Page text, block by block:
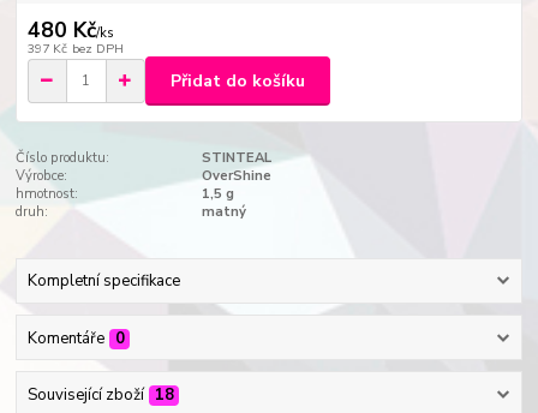
480 Kč/ks
397 Kč bez DPH
Přidat do košíku
Číslo produktu:
STINTEAL
Výrobce:
OverShine
hmotnost:
1,5 g
druh:
matný
Kompletní specifikace
Komentáře 0
Související zboží 18